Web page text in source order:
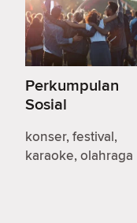
Perkumpulan
Sosial
konser, festival,
karaoke, olahraga